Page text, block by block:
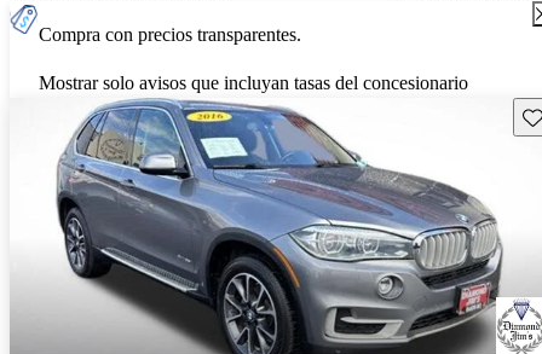
Compra con precios transparentes.
Mostrar solo avisos que incluyan tasas del concesionario